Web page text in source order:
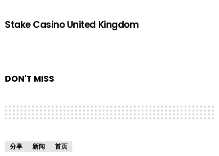
Stake Casino United Kingdom
DON'T MISS
分享 新闻 首页